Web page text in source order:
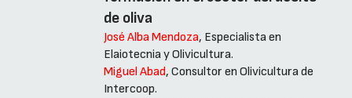
de oliva
José Alba Mendoza, Especialista en
Elaiotecnia y Olivicultura.
Miguel Abad, Consultor en Olivicultura de
Intercoop.